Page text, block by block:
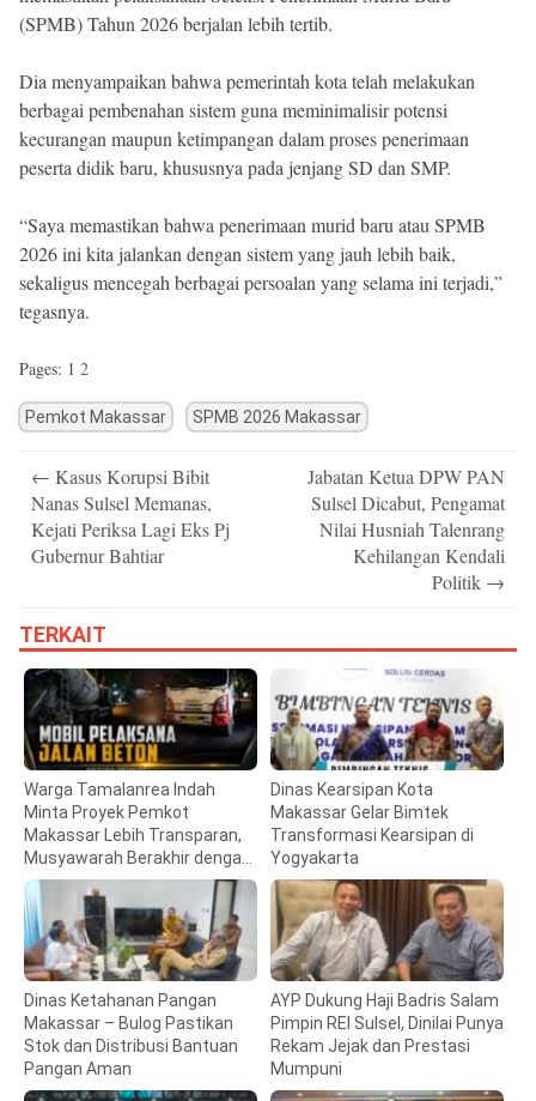
(SPMB) Tahun 2026 berjalan lebih tertib.
Dia menyampaikan bahwa pemerintah kota telah melakukan
berbagai pembenahan sistem guna meminimalisir potensi
kecurangan maupun ketimpangan dalam proses penerimaan
peserta didik baru, khususnya pada jenjang SD dan SMP.
“Saya memastikan bahwa penerimaan murid baru atau SPMB
2026 ini kita jalankan dengan sistem yang jauh lebih baik,
sekaligus mencegah berbagai persoalan yang selama ini terjadi,”
tegasnya.
Pages: 1 2
Pemkot Makassar SPMB 2026 Makassar
navigation
← Kasus Korupsi Bibit
Nanas Sulsel Memanas,
Kejati Periksa Lagi Eks Pj
Gubernur Bahtiar
Jabatan Ketua DPW PAN
Sulsel Dicabut, Pengamat
Nilai Husniah Talenrang
Kehilangan Kendali
Politik →
TERKAIT
Warga Tamalanrea Indah
Minta Proyek Pemkot
Makassar Lebih Transparan,
Musyawarah Berakhir dengan
Kesepakatan
Dinas Kearsipan Kota
Makassar Gelar Bimtek
Transformasi Kearsipan di
Yogyakarta
Dinas Ketahanan Pangan
Makassar – Bulog Pastikan
Stok dan Distribusi Bantuan
Pangan Aman
AYP Dukung Haji Badris Salam
Pimpin REI Sulsel, Dinilai Punya
Rekam Jejak dan Prestasi
Mumpuni